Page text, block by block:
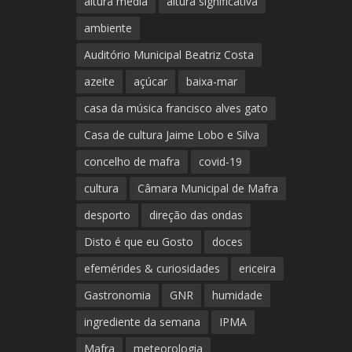
ambiente
Auditório Municipal Beatriz Costa
azeite
açúcar
baixa-mar
casa da música francisco alves gato
Casa de cultura Jaime Lobo e Silva
concelho de mafra
covid-19
cultura
Câmara Municipal de Mafra
desporto
direção das ondas
Disto é que eu Gosto
doces
efemérides & curiosidades
ericeira
Gastronomia
GNR
humidade
ingrediente da semana
IPMA
Mafra
meteorologia